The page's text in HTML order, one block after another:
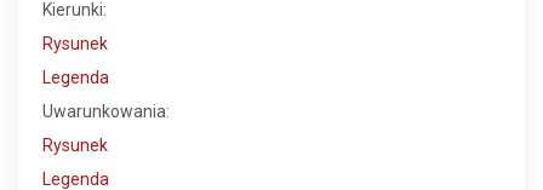
Kierunki:
Rysunek
Legenda
Uwarunkowania:
Rysunek
Legenda